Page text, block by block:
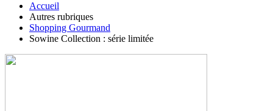
Accueil
Autres rubriques
Shopping Gourmand
Sowine Collection : série limitée